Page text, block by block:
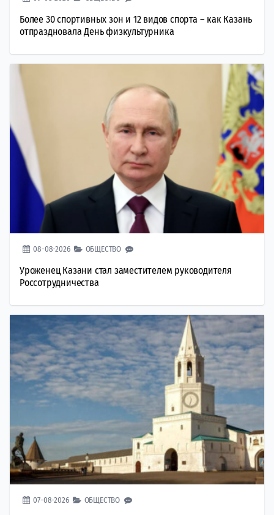
Более 30 спортивных зон и 12 видов спорта – как Казань
отпраздновала День физкультурника
08-08-2026 ОБЩЕСТВО
Уроженец Казани стал заместителем руководителя
Россотрудничества
07-08-2026 ОБЩЕСТВО